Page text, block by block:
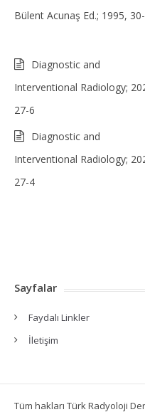
Bülent Acunaş Ed.; 1995,
Diagnostic and
Interventional Radiology;
27-6
Diagnostic and
Interventional Radiology;
27-4
Sayfalar
Faydalı Linkler
İletişim
Tüm hakları Türk Radyoloji